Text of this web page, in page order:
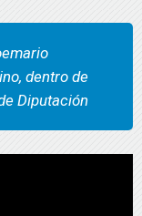
dentro de
Diputación